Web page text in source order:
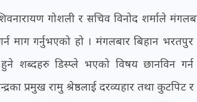
गोशली र सचिव विनोद शर्माले
माग गर्नुभएको हो । मंगलबार बिहान भरतपुर
शब्दहरु डिस्प्ले भएको विषय छानविन गर्न
प्रमुख रामु श्रेष्ठलाई दरव्यहार तथा कुटपिट